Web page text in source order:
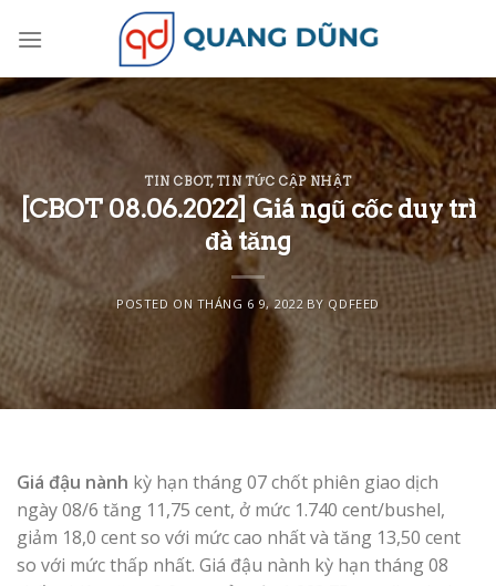
TIN CBOT,TIN TỨC CẬP NHẬT
[CBOT 08.06.2022] Giá ngũ cốc duy trì
đà tăng
POSTED ON THÁNG 6 9, 2022BY QDFEED
Giá đậu nành kỳ hạn tháng 07 chốt phiên giao dịch
ngày 08/6 tăng 11,75 cent, ở mức 1.740 cent/bushel,
giảm 18,0 cent so với mức cao nhất và tăng 13,50 cent
so với mức thấp nhất. Giá đậu nành kỳ hạn tháng 08